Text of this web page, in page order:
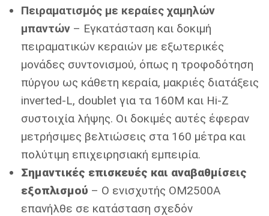
Πειραματισμός με κεραίες χαμηλών
μπαντών – Εγκατάσταση και δοκιμή
πειραματικών κεραιών με εξωτερικές
μονάδες συντονισμού, όπως η τροφοδότηση
πύργου ως κάθετη κεραία, μακριές διατάξεις
inverted-L, doublet για τα 160M και Hi-Z
συστοιχία λήψης. Οι δοκιμές αυτές έφεραν
μετρήσιμες βελτιώσεις στα 160 μέτρα και
πολύτιμη επιχειρησιακή εμπειρία.
Σημαντικές επισκευές και αναβαθμίσεις
εξοπλισμού – Ο ενισχυτής OM2500A
επανήλθε σε κατάσταση σχεδόν